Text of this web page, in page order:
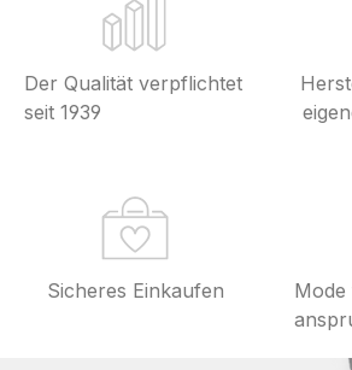
Der Qualität verpflichtet
seit 1939
Sicheres Einkaufen